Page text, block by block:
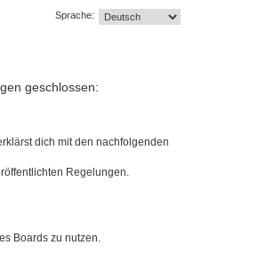
Sprache:
geschlossen:
dich mit den nachfolgenden
Regelungen.
Boards zu nutzen.